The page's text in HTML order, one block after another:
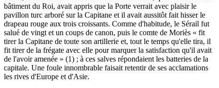
bâtiment du Roi, avait appris que la Porte verrait avec plaisir le
pavillon turc arboré sur la Capitane et il avait aussitôt fait hisser le
drapeau rouge aux trois croissants. Comme d'habitude, le Sérail fut
salué de vingt et un coups de canon, puis le comte de Moriès « fit
tirer la Capitane de toute son artillerie et, tout le temps qu'elle tira, il
fit tirer de la frégate avec elle pour marquer la satisfaction qu'il avait
de l'avoir amenée » (1) ; à ces salves répondaient les batteries de la
capitale. Une foule innombrable faisait retentir de ses acclamations
les rives d'Europe et d'Asie.